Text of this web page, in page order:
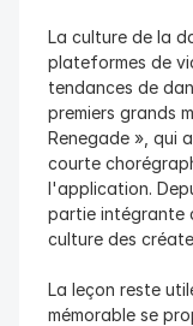
La culture de la
plateformes de
tendances de
premiers grands
Renegade », qui
courte
l'application.
partie intégrante
culture des
La leçon reste
mémorable se